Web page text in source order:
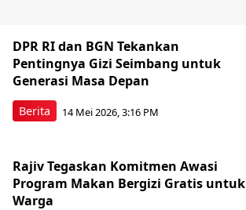
Berita
DPR RI dan BGN Tekankan
Pentingnya Gizi Seimbang untuk
Generasi Masa Depan
14 Mei 2026, 3:16 PM
Rajiv Tegaskan Komitmen Awasi
Program Makan Bergizi Gratis untuk
Warga